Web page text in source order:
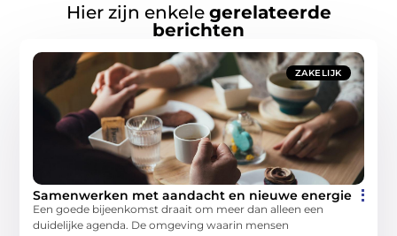
Hier zijn enkele gerelateerde
berichten
ZAKELIJK
Samenwerken met aandacht en nieuwe energie
Een goede bijeenkomst draait om meer dan alleen een
duidelijke agenda. De omgeving waarin mensen